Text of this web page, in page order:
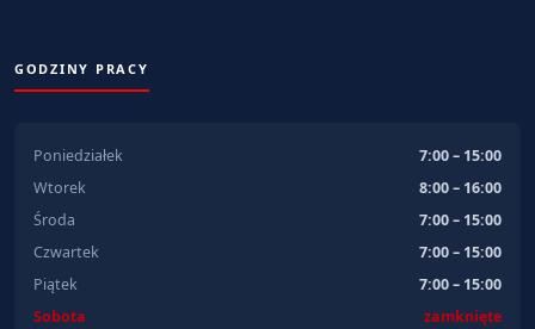
GODZINY PRACY
Poniedziałek
7:00 – 15:00
Wtorek
8:00 – 16:00
Środa
7:00 – 15:00
Czwartek
7:00 – 15:00
Piątek
7:00 – 15:00
Sobota
zamknięte